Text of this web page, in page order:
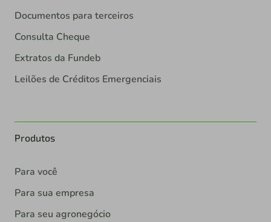
Documentos para terceiros
Consulta Cheque
Extratos da Fundeb
Leilões de Créditos Emergenciais
Produtos
Para você
Para sua empresa
Para seu agronegócio